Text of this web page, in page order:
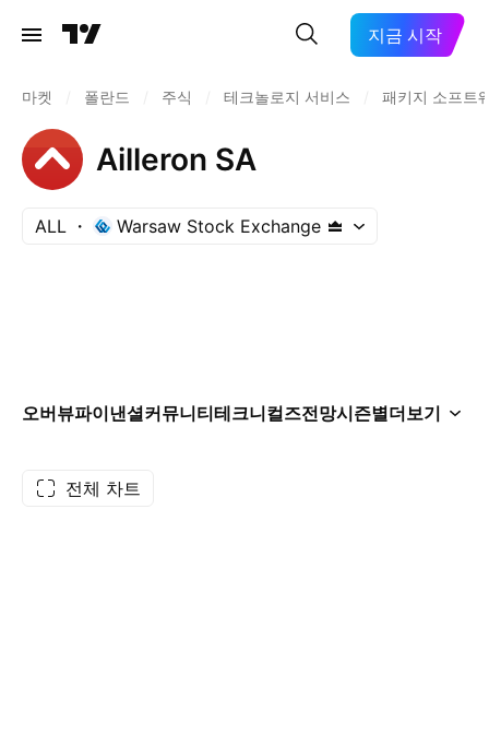
지금 시작
마켓 폴란드 주식 테크놀로지 서비스 패키지 소프트
Ailleron SA
ALL Warsaw Stock Exchange
오버뷰파이낸셜커뮤니티테크니컬즈전망시즌별더보기
전체 차트